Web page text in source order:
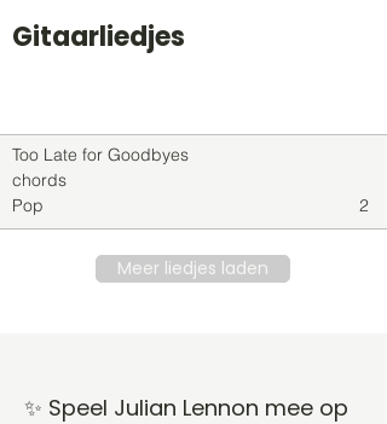
Gitaarliedjes
Too Late for Goodbyes
chords
Pop
2
Meer liedjes laden
✨ Speel Julian Lennon mee op